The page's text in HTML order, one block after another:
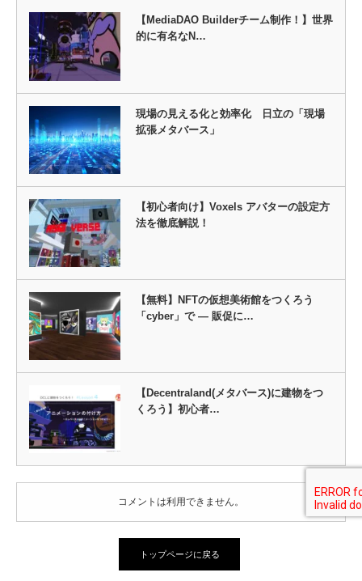
【MediaDAO Builderチーム制作！】世界
的に有名なN…
現場の見える化と効率化 日立の「現場
拡張メタバース」
【初心者向け】Voxels アバターの設定方
法を徹底解説！
【無料】NFTの仮想美術館をつくろう
「cyber」で ― 販促に…
【Decentraland(メタバース)に建物をつ
くろう】初心者…
コメントは利用できません。
トップページに戻る